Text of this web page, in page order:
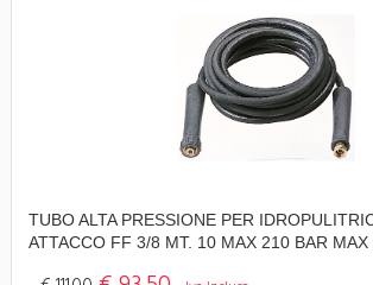
TUBO ALTA PRESSIONE PER
ATTACCO FF 3/8 MT. 10 MAX 210 BAR MAX